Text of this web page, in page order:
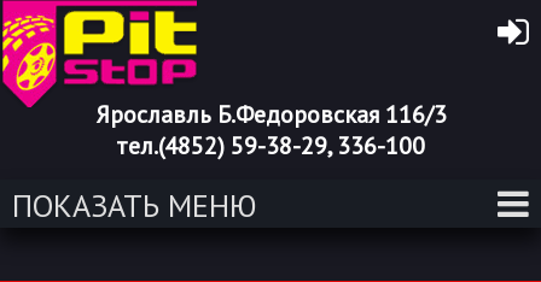
Ярославль Б.Федоровская 116/3
тел.(4852) 59-38-29, 336-100
ПОКАЗАТЬ МЕНЮ